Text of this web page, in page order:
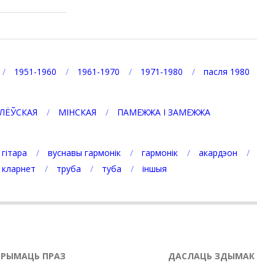
1951-1960 1961-1970 1971-1980 пасля 1980
МІНСКАЯ ПАМЕЖЖА І ЗАМЕЖЖА
гітара вуснавы гармонік гармонік акардэон
кларнет труба туба іншыя
ПРАЗ ДАСЛАЦЬ ЗДЫМАК